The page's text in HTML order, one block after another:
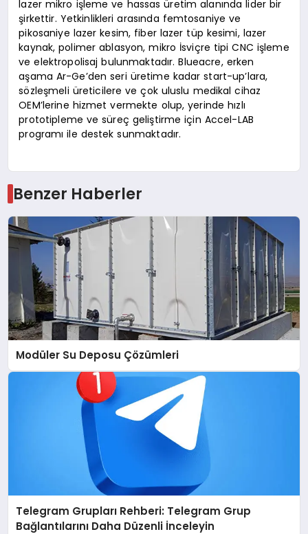
lazer mikro işleme ve hassas üretim alanında lider bir
şirkettir. Yetkinlikleri arasında femtosaniye ve
pikosaniye lazer kesim, fiber lazer tüp kesimi, lazer
kaynak, polimer ablasyon, mikro İsviçre tipi CNC işleme
ve elektropolisaj bulunmaktadır. Blueacre, erken
aşama Ar-Ge’den seri üretime kadar start-up’lara,
sözleşmeli üreticilere ve çok uluslu medikal cihaz
OEM’lerine hizmet vermekte olup, yerinde hızlı
prototipleme ve süreç geliştirme için Accel-LAB
programı ile destek sunmaktadır.
Benzer Haberler
Modüler Su Deposu Çözümleri
Telegram Grupları Rehberi: Telegram Grup
Bağlantılarını Daha Düzenli İnceleyin